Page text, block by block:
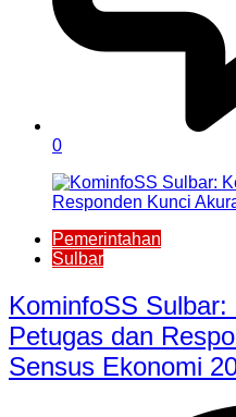
0
Pemerintahan
Sulbar
KominfoSS Sulbar:
Petugas dan
Sensus Ekonomi